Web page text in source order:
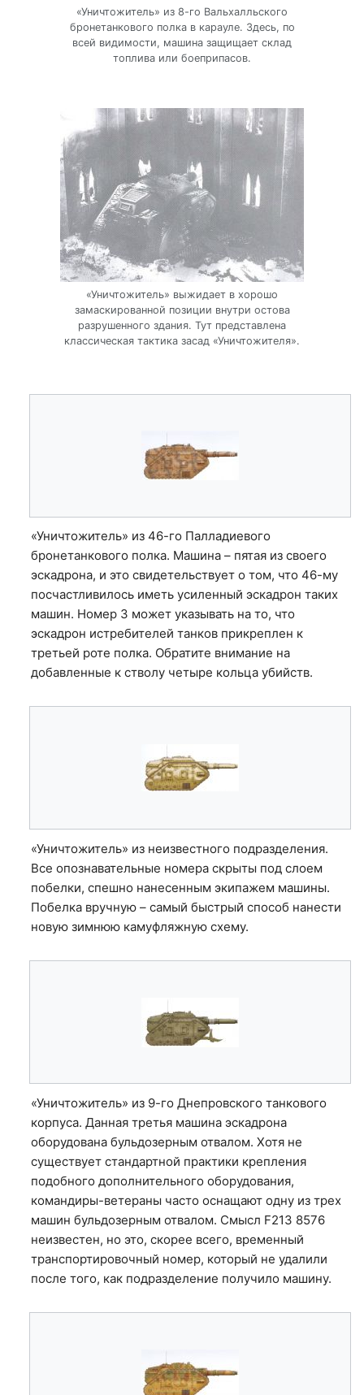
«Уничтожитель» из 8-го Вальхалльского
бронетанкового полка в карауле. Здесь, по
всей видимости, машина защищает склад
топлива или боеприпасов.
«Уничтожитель» выжидает в хорошо
замаскированной позиции внутри остова
разрушенного здания. Тут представлена
классическая тактика засад «Уничтожителя».
«Уничтожитель» из 46-го Палладиевого
бронетанкового полка. Машина – пятая из своего
эскадрона, и это свидетельствует о том, что 46-му
посчастливилось иметь усиленный эскадрон таких
машин. Номер 3 может указывать на то, что
эскадрон истребителей танков прикреплен к
третьей роте полка. Обратите внимание на
добавленные к стволу четыре кольца убийств.
«Уничтожитель» из неизвестного подразделения.
Все опознавательные номера скрыты под слоем
побелки, спешно нанесенным экипажем машины.
Побелка вручную – самый быстрый способ нанести
новую зимнюю камуфляжную схему.
«Уничтожитель» из 9-го Днепровского танкового
корпуса. Данная третья машина эскадрона
оборудована бульдозерным отвалом. Хотя не
существует стандартной практики крепления
подобного дополнительного оборудования,
командиры-ветераны часто оснащают одну из трех
машин бульдозерным отвалом. Смысл F213 8576
неизвестен, но это, скорее всего, временный
транспортировочный номер, который не удалили
после того, как подразделение получило машину.